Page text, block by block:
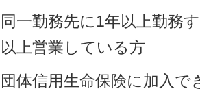
同一勤務先に1年以上勤務
以上営業している方
団体信用生命保険に加入で